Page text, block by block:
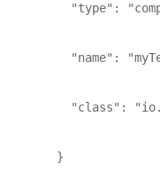
"type":
"name":
"class":
}